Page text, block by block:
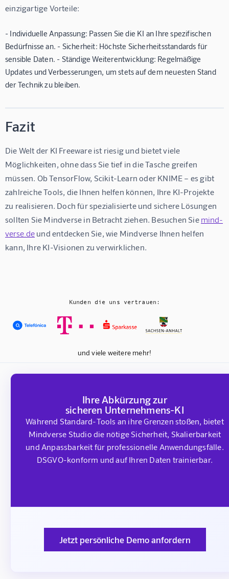
einzigartige Vorteile:
- Individuelle Anpassung: Passen Sie die KI an Ihre spezifischen
Bedürfnisse an. - Sicherheit: Höchste Sicherheitsstandards für
sensible Daten. - Ständige Weiterentwicklung: Regelmäßige
Updates und Verbesserungen, um stets auf dem neuesten Stand
der Technik zu bleiben.
Fazit
Die Welt der KI Freeware ist riesig und bietet viele
Möglichkeiten, ohne dass Sie tief in die Tasche greifen
müssen. Ob TensorFlow, Scikit-Learn oder KNIME – es gibt
zahlreiche Tools, die Ihnen helfen können, Ihre KI-Projekte
zu realisieren. Doch für spezialisierte und sichere Lösungen
sollten Sie Mindverse in Betracht ziehen. Besuchen Sie mind-
verse.de und entdecken Sie, wie Mindverse Ihnen helfen
kann, Ihre KI-Visionen zu verwirklichen.
Kunden die uns vertrauen:
und viele weitere mehr!
Ihre Abkürzung zur
sicheren Unternehmens-KI
Während Standard-Tools an ihre Grenzen stoßen, bietet
Mindverse Studio die nötige Sicherheit, Skalierbarkeit
und Anpassbarkeit für professionelle Anwendungsfälle.
DSGVO-konform und auf Ihren Daten trainierbar.
Jetzt persönliche Demo anfordern